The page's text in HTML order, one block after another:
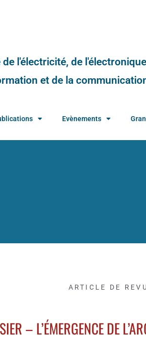
de l'électricité, de
et de la
Evènements
ARTICLE DE
– L’ÉMERGENCE DE